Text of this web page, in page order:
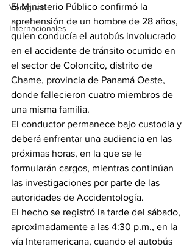
Veraguas
Internacionales
El Ministerio Público confirmó la
aprehensión de un hombre de 28 años,
quien conducía el autobús involucrado
en el accidente de tránsito ocurrido en
el sector de Coloncito, distrito de
Chame, provincia de Panamá Oeste,
donde fallecieron cuatro miembros de
una misma familia.
El conductor permanece bajo custodia y
deberá enfrentar una audiencia en las
próximas horas, en la que se le
formularán cargos, mientras continúan
las investigaciones por parte de las
autoridades de Accidentología.
El hecho se registró la tarde del sábado,
aproximadamente a las 4:30 p.m., en la
vía Interamericana, cuando el autobús